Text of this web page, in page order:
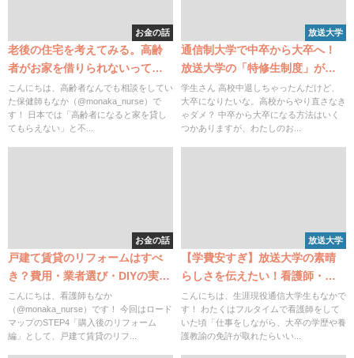
お金の話
老後の住宅を考えてみる。高齢
者がお家を借りられないってホ
ントなの？？
こんにちは、高齢者なんでも相談をしてい
た保健師もなか（@monaka_nurse）で
す！ 日本では「高齢者になると家を貸し
てもらえない」と不...
放送大学
通信制大学で中卒から大卒へ！
放送大学の「特修生制度」がと
ってもおすすめ！
学生さん 高校中退しちゃったんだけど、
大卒になりたいな。高校からやり直さなき
ゃダメ？ 中卒から大卒になる方法はいく
つかありますが、わたしのお...
お金の話
戸建て賃貸のリフォームはすべ
き？費用・業者選び・DIYの実践
記録【STEP4】
こんにちは、看護師もなか
（@monaka_nurse）です！ 今回はロード
マップのSTEP4「購入後のリフォーム
編」として、戸建て賃貸のリフ...
放送大学
【学費安すぎ】放送大学の素晴
らしさを伝えたい！看護師・社
会人・リタイアした人などみん
なにおすすめ
こんにちは、生涯現役通信大学生もなかで
す！ わたくはフルタイムで看護師をして
いた頃「仕事をしながら、大卒の学歴や養
護教諭の免許が取れたらいい...